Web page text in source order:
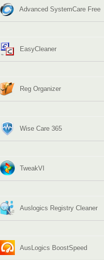
Advanced SystemCare Free
EasyCleaner
Reg Organizer
Wise Care 365
TweakVI
Auslogics Registry Cleaner
AusLogics BoostSpeed